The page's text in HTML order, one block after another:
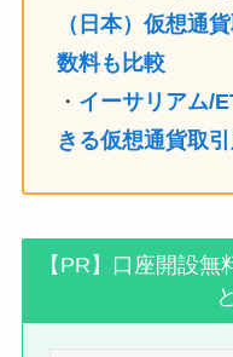
（日本）仮想通
数料も比較
・ イーサリアム/
きる仮想通貨取
【PR】口座開設